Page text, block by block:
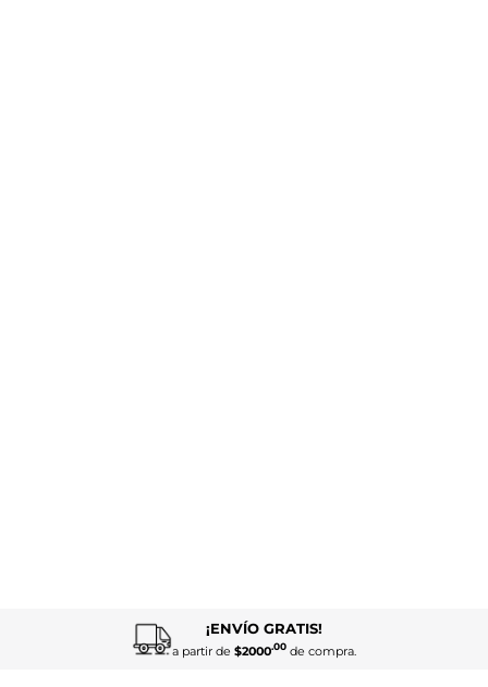
¡ENVÍO GRATIS!
a partir de $2000.00de compra.